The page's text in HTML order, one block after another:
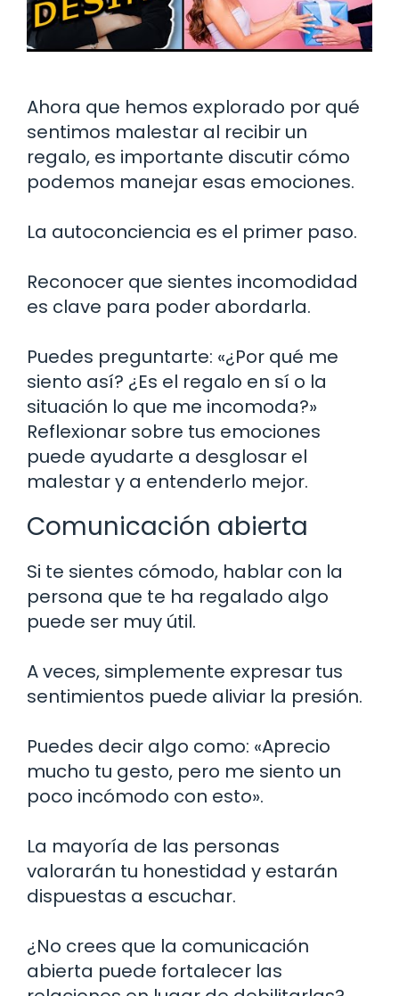
Ahora que hemos explorado por qué
sentimos malestar al recibir un
regalo, es importante discutir cómo
podemos manejar esas emociones.
La autoconciencia es el primer paso.
Reconocer que sientes incomodidad
es clave para poder abordarla.
Puedes preguntarte: «¿Por qué me
siento así? ¿Es el regalo en sí o la
situación lo que me incomoda?»
Reflexionar sobre tus emociones
puede ayudarte a desglosar el
malestar y a entenderlo mejor.
Comunicación abierta
Si te sientes cómodo, hablar con la
persona que te ha regalado algo
puede ser muy útil.
A veces, simplemente expresar tus
sentimientos puede aliviar la presión.
Puedes decir algo como: «Aprecio
mucho tu gesto, pero me siento un
poco incómodo con esto».
La mayoría de las personas
valorarán tu honestidad y estarán
dispuestas a escuchar.
¿No crees que la comunicación
abierta puede fortalecer las